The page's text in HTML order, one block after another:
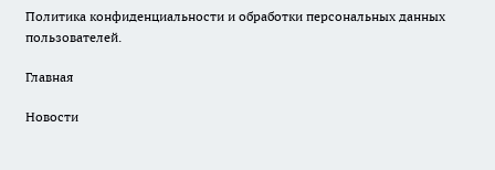
Политика конфиденциальности и обработки персональных данных
пользователей.
Главная
Новости